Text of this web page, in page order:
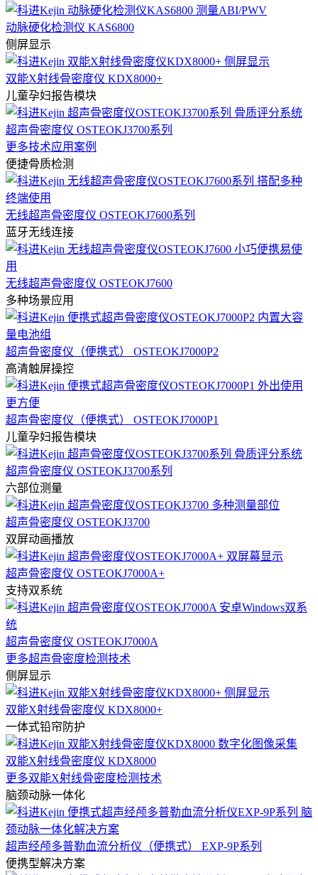
动脉硬化检测仪 KAS6800
侧屏显示
双能X射线骨密度仪 KDX8000+
儿童孕妇报告模块
超声骨密度仪 OSTEOKJ3700系列
更多技术应用案例
便捷骨质检测
无线超声骨密度仪 OSTEOKJ7600系列
蓝牙无线连接
无线超声骨密度仪 OSTEOKJ7600
多种场景应用
超声骨密度仪（便携式） OSTEOKJ7000P2
高清触屏操控
超声骨密度仪（便携式） OSTEOKJ7000P1
儿童孕妇报告模块
超声骨密度仪 OSTEOKJ3700系列
六部位测量
超声骨密度仪 OSTEOKJ3700
双屏动画播放
超声骨密度仪 OSTEOKJ7000A+
支持双系统
超声骨密度仪 OSTEOKJ7000A
更多超声骨密度检测技术
侧屏显示
双能X射线骨密度仪 KDX8000+
一体式铅帘防护
双能X射线骨密度仪 KDX8000
更多双能X射线骨密度检测技术
脑颈动脉一体化
超声经颅多普勒血流分析仪（便携式） EXP-9P系列
便携型解决方案